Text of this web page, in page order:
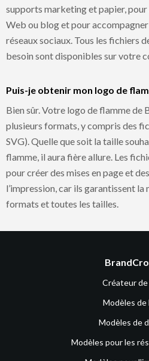
supports marketing et papier,
Web ou blog et pour
réseaux sociaux. Tous les fichiers
besoin sont disponibles sur votre
Puis-je obtenir mon logo de
Bien sûr. Votre logo de flamme de
plusieurs formats, y compris des
SVG). Quelle que soit la taille
flamme, il aura fière allure. Les
pour créer des mises en page et
l’impression, car ils garantissent la
formats et toutes les tailles.
Créateur de
Modèles de
Modèles de
Modèles pour les